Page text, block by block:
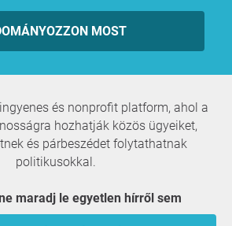
MOST
és nonprofit platform, ahol a
hozhatják közös ügyeiket,
és párbeszédet folytathatnak
politikusokkal.
ne maradj le egyetlen hírről sem